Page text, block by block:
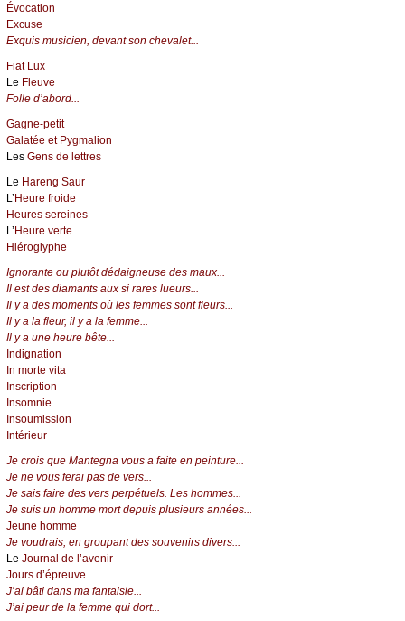
Évocation
Excuse
Exquis musicien, devant son chevalet...
Fiat Lux
Le Fleuve
Folle d’abord...
Gagne-petit
Galatée et Pygmalion
Les Gens de lettres
Le Hareng Saur
L’ Heure froide
Heures sereines
L’ Heure verte
Hiéroglyphe
Ignorante ou plutôt dédaigneuse des maux...
Il est des diamants aux si rares lueurs...
Il y a des moments où les femmes sont fleurs...
Il y a la fleur, il y a la femme...
Il y a une heure bête...
Indignation
In morte vita
Inscription
Insomnie
Insoumission
Intérieur
Je crois que Mantegna vous a faite en peinture...
Je ne vous ferai pas de vers...
Je sais faire des vers perpétuels. Les hommes...
Je suis un homme mort depuis plusieurs années...
Jeune homme
Je voudrais, en groupant des souvenirs divers...
Le Journal de l’avenir
Jours d’épreuve
J’ai bâti dans ma fantaisie...
J’ai peur de la femme qui dort...